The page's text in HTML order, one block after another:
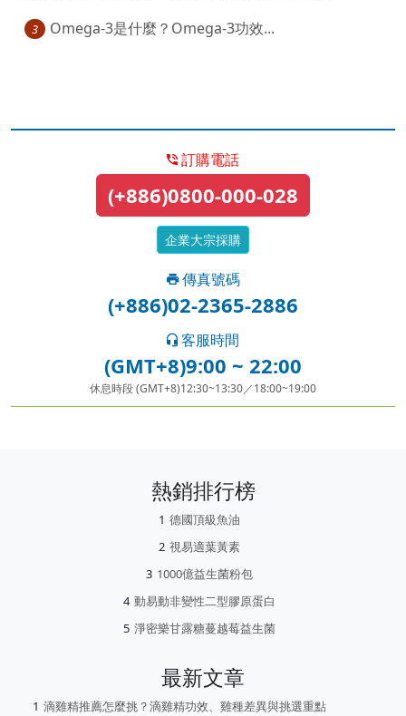
3 Omega-3是什麼？Omega-3功效...
訂購電話
(+886)0800-000-028
企業大宗採購
傳真號碼
(+886)02-2365-2886
客服時間
(GMT+8)9:00 ~ 22:00
休息時段 (GMT+8)12:30~13:30／18:00~19:00
熱銷排行榜
德國頂級魚油
視易適葉黃素
1000億益生菌粉包
動易動非變性二型膠原蛋白
淨密樂甘露糖蔓越莓益生菌
最新文章
滴雞精推薦怎麼挑？滴雞精功效、雞種差異與挑選重點